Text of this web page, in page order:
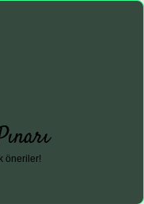
öneriler!